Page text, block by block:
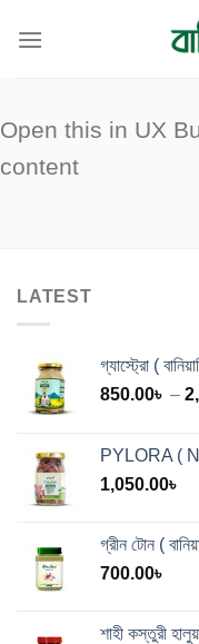
Open this in UX
content
LATEST
গ্যাস্ট্রো (
850.00৳ –
PYLORA (
1,050.00৳
গ্রীন টোন (
700.00৳
শাহী কস্তুরী